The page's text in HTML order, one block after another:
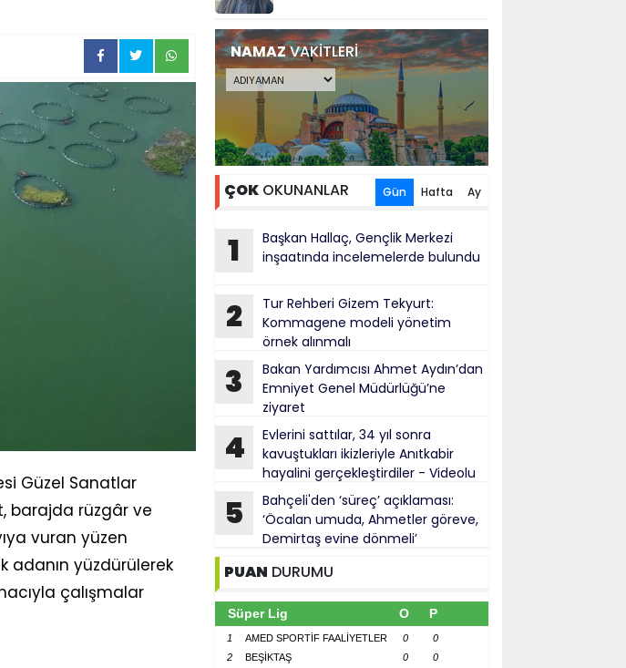
Güzel Sanatlar
barajda rüzgâr ve
vuran yüzen
adanın yüzdürülerek
çalışmalar
NAMAZVAKİTLERİ
ÇOKOKUNANLAR Gün Hafta Ay
1
Başkan Hallaç, Gençlik Merkezi
inşaatında incelemelerde bulundu
2
Tur Rehberi Gizem Tekyurt:
Kommagene modeli yönetim
örnek alınmalı
3
Bakan Yardımcısı Ahmet Aydın’dan
Emniyet Genel Müdürlüğü’ne
ziyaret
4
Evlerini sattılar, 34 yıl sonra
kavuştukları ikizleriyle Anıtkabir
hayalini gerçekleştirdiler - Videolu
5
Bahçeli'den ‘süreç’ açıklaması:
‘Öcalan umuda, Ahmetler göreve,
Demirtaş evine dönmeli’
PUAN DURUMU
Süper Lig O P
1 AMED SPORTİF FAALİYETLER 0
0
2
BEŞİKTAŞ 0
0